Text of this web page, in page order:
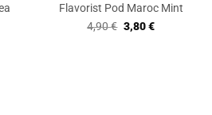
Flavorist Pod Maroc Mint
4,90€ Ursprünglicher
Preis
3,80€Aktueller